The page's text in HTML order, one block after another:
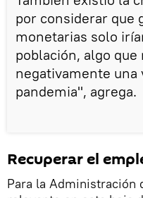
por considerar que
monetarias solo
población, algo
negativamente una
pandemia", agrega.
Recuperar el
Para la Administración